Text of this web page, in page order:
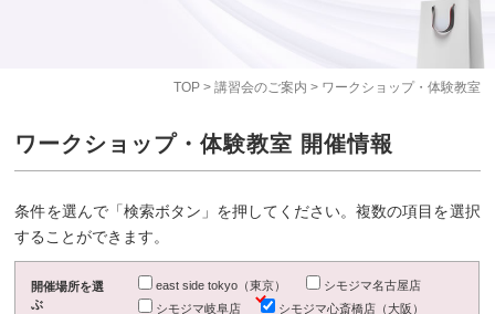
TOP> 講習会のご案内 > ワークショップ・体験教室
ワークショップ・体験教室 開催情報
条件を選んで「検索ボタン」を押してください。複数の項目を選択
することができます。
開催場所を選
ぶ
east side tokyo（東京）
シモジマ名古屋店
シモジマ岐阜店
シモジマ心斎橋店（大阪）